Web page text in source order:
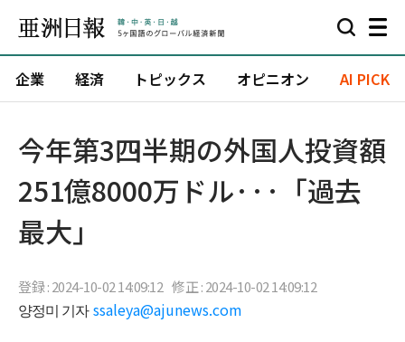
企業 経済 トピックス オピニオン AI PICK
今年第3四半期の外国人投資額
251億8000万ドル···「過去
最大」
登録 : 2024-10-02 14:09:12 修正 : 2024-10-02 14:09:12
양정미 기자 ssaleya@ajunews.com